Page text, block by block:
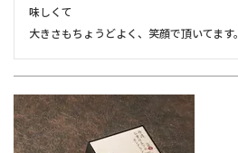
味しくて
大きさもちょうどよく、笑顔で頂いてます。